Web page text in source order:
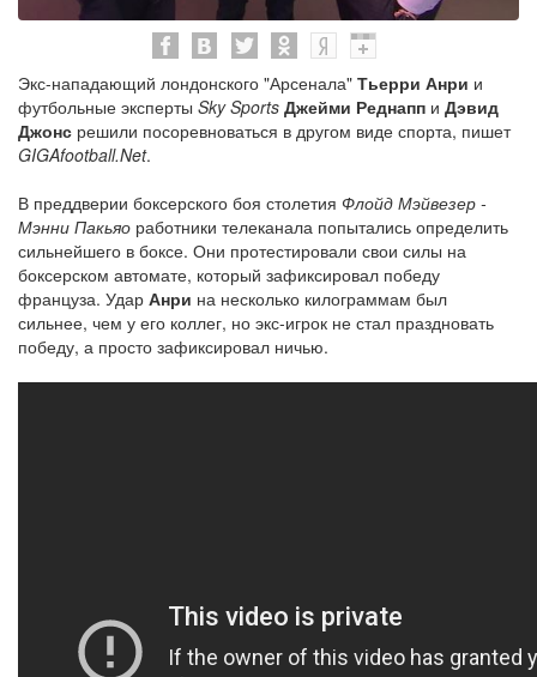
Экс-нападающий лондонского "Арсенала" Тьерри Анри и
футбольные эксперты Sky Sports Джейми Реднапп и Дэвид
Джонс решили посоревноваться в другом виде спорта, пишет
GIGAfootball.Net.
В преддверии боксерского боя столетия Флойд Мэйвезер -
Мэнни Пакьяо работники телеканала попытались определить
сильнейшего в боксе. Они протестировали свои силы на
боксерском автомате, который зафиксировал победу
француза. Удар Анри на несколько килограммам был
сильнее, чем у его коллег, но экс-игрок не стал праздновать
победу, а просто зафиксировал ничью.